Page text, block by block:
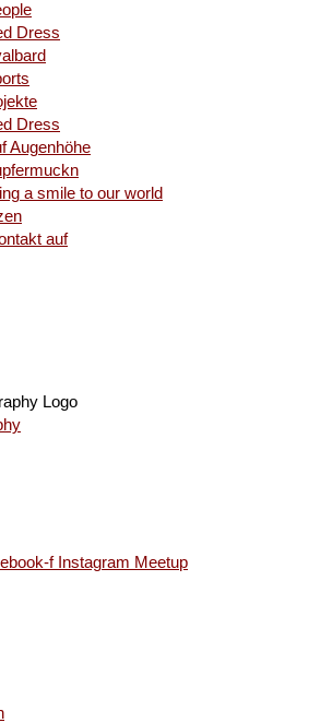
Dress
Dress
Augenhöhe
a smile to our world
auf
f Instagram Meetup